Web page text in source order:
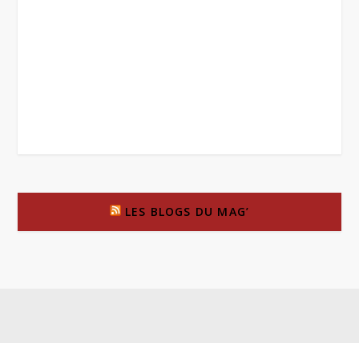
LES BLOGS DU MAG’